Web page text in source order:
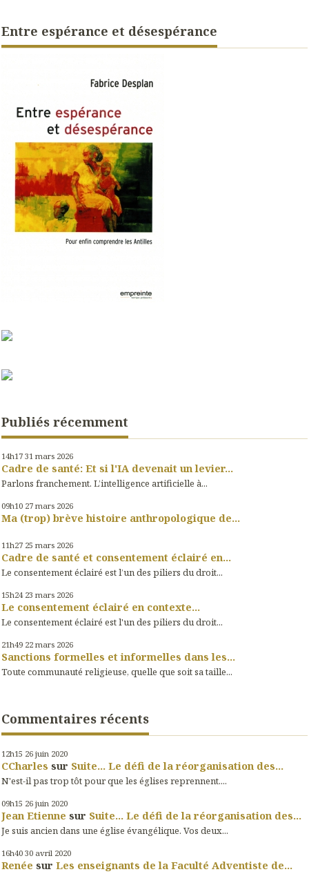
Entre espérance et désespérance
Publiés récemment
14h17 31 mars 2026
Cadre de santé: Et si l'IA devenait un levier...
Parlons franchement. L’intelligence artificielle à...
09h10 27 mars 2026
Ma (trop) brève histoire anthropologique de...
11h27 25 mars 2026
Cadre de santé et consentement éclairé en...
Le consentement éclairé est l’un des piliers du droit...
15h24 23 mars 2026
Le consentement éclairé en contexte...
Le consentement éclairé est l'un des piliers du droit...
21h49 22 mars 2026
Sanctions formelles et informelles dans les...
Toute communauté religieuse, quelle que soit sa taille...
Commentaires récents
12h15 26 juin 2020
CCharles sur Suite... Le défi de la réorganisation des...
N'est-il pas trop tôt pour que les églises reprennent....
09h15 26 juin 2020
Jean Etienne sur Suite... Le défi de la réorganisation des...
Je suis ancien dans une église évangélique. Vos deux...
16h40 30 avril 2020
Renée sur Les enseignants de la Faculté Adventiste de...